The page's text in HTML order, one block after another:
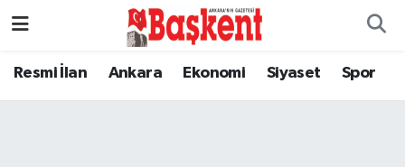
Resmi İlan Ankara Ekonomi Siyaset Spor